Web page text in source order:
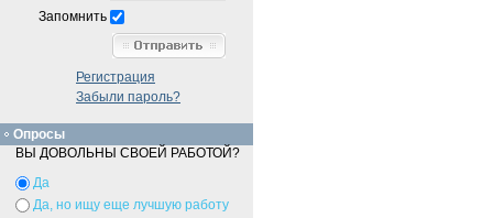
Запомнить
Регистрация
Забыли пароль?
Опросы
ВЫ ДОВОЛЬНЫ СВОЕЙ РАБОТОЙ?
Да
Да, но ищу еще лучшую работу